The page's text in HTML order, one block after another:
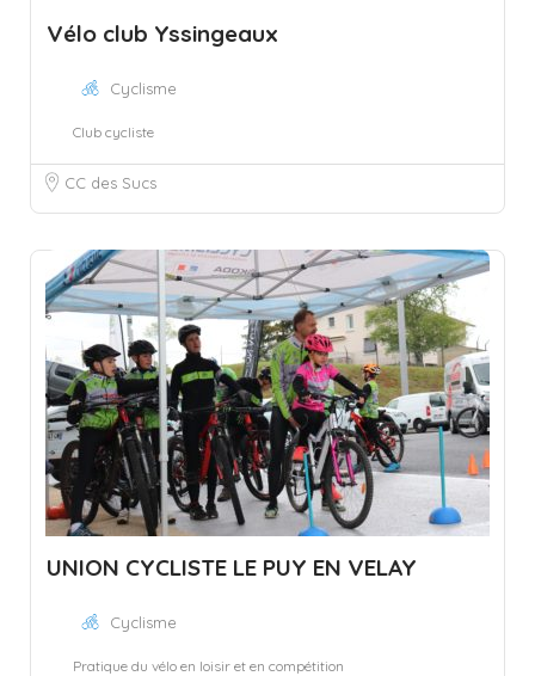
Vélo club Yssingeaux
Cyclisme
Club cycliste
CC des Sucs
UNION CYCLISTE LE PUY EN VELAY
Cyclisme
Pratique du vélo en loisir et en compétition